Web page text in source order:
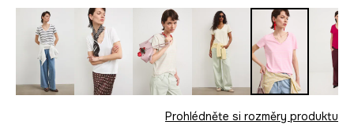
Prohlédněte si rozměry produktu